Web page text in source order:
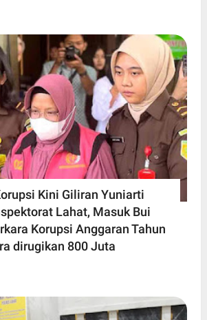
Kini Giliran Yuniarti
Lahat, Masuk Bui
Korupsi Anggaran Tahun
dirugikan 800 Juta